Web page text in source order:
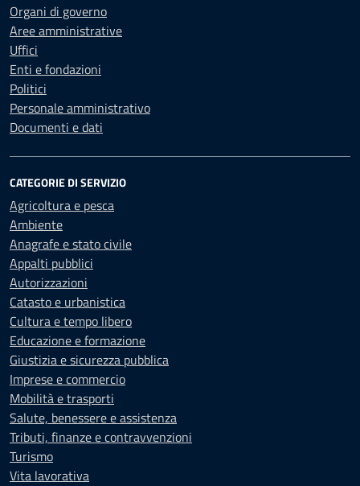
Organi di governo
Aree amministrative
Uffici
Enti e fondazioni
Politici
Personale amministrativo
Documenti e dati
CATEGORIE DI SERVIZIO
Agricoltura e pesca
Ambiente
Anagrafe e stato civile
Appalti pubblici
Autorizzazioni
Catasto e urbanistica
Cultura e tempo libero
Educazione e formazione
Giustizia e sicurezza pubblica
Imprese e commercio
Mobilità e trasporti
Salute, benessere e assistenza
Tributi, finanze e contravvenzioni
Turismo
Vita lavorativa